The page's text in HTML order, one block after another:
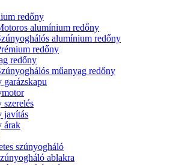
redőny
alumínium redőny
alumínium redőny
redőny
redőny
műanyag redőny
garázskapu
szerelés
javítás
árak
szúnyogháló
ablakra